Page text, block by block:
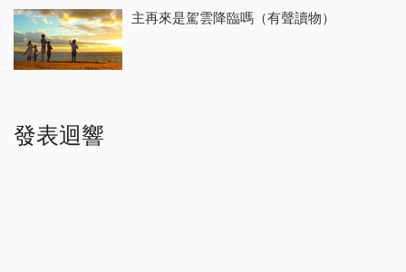
主再來是駕雲降臨嗎（有聲讀物）
發表迴響